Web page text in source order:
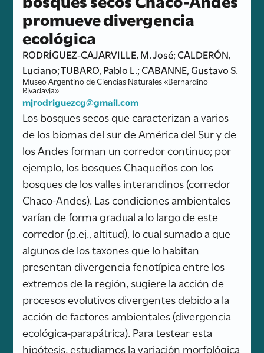
promueve divergencia
ecológica
RODRÍGUEZ-CAJARVILLE, M. José; CALDERÓN,
Luciano; TUBARO, Pablo L.; CABANNE, Gustavo S.
Museo Argentino de Ciencias Naturales «Bernardino
Rivadavia»
mjrodriguezcg@gmail.com
Los bosques secos que caracterizan a varios
de los biomas del sur de América del Sur y de
los Andes forman un corredor continuo; por
ejemplo, los bosques Chaqueños con los
bosques de los valles interandinos (corredor
Chaco-Andes). Las condiciones ambientales
varían de forma gradual a lo largo de este
corredor (p.ej., altitud), lo cual sumado a que
algunos de los taxones que lo habitan
presentan divergencia fenotípica entre los
extremos de la región, sugiere la acción de
procesos evolutivos divergentes debido a la
acción de factores ambientales (divergencia
ecológica-parapátrica). Para testear esta
hipótesis, estudiamos la variación morfológica